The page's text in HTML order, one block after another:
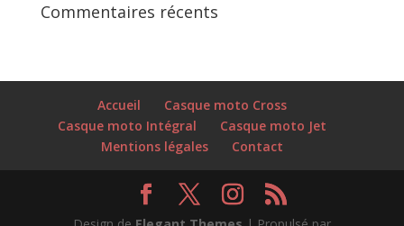
Commentaires récents
Accueil
Casque moto Cross
Casque moto Intégral
Casque moto Jet
Mentions légales
Contact